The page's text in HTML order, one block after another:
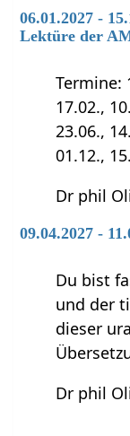
06.01.2027 -
Lektüre der
Termine:
17.02.,
23.06.,
01.12.,
Dr phil
09.04.2027 -
Du bist
und der
dieser
Dr phil